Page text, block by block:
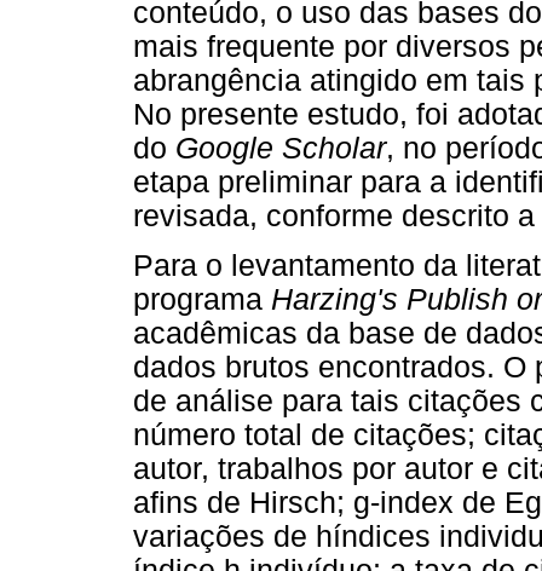
conteúdo, o uso das bases
mais frequente por diversos
abrangência atingido em tais
No presente estudo, foi
do Google Scholar, no
etapa preliminar para a
revisada, conforme descrito a
Para o levantamento da
programa Harzing's Publish
acadêmicas da base de
dados brutos encontrados.
de análise para tais citações
número total de citações;
autor, trabalhos por autor e
afins de Hirsch; g-index de
variações de híndices